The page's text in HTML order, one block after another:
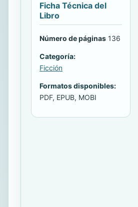
Ficha Técnica del
Libro
Número de páginas 136
Categoría:
Ficción
Formatos disponibles:
PDF, EPUB, MOBI